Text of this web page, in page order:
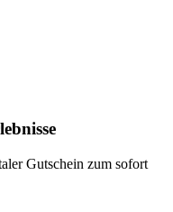
Gutschein zum sofort